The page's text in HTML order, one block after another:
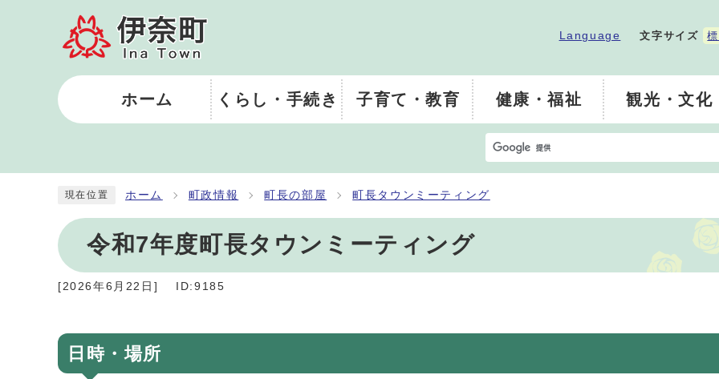
Language 文字サイズ
ホーム くらし・手続き 子育て・教育 健康・福祉 観光・文化
現在位置 ホーム 町政情報 町長の部屋 町長タウンミーティング
令和7年度町長タウンミーティング
[2026年6月22日 ] ID:9185
日時・場所